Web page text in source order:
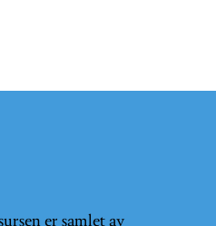
er samlet av